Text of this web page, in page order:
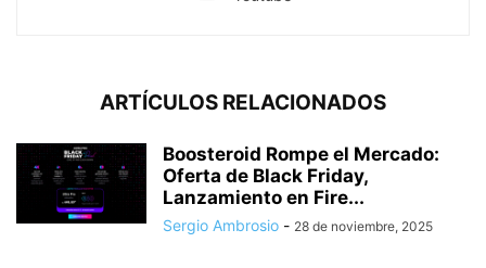
ARTÍCULOS RELACIONADOS
Boosteroid Rompe el Mercado:
Oferta de Black Friday,
Lanzamiento en Fire...
Sergio Ambrosio - 28 de noviembre, 2025